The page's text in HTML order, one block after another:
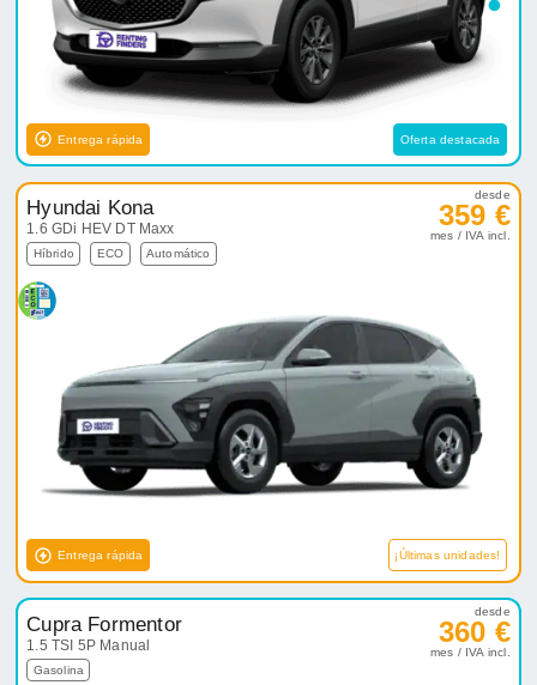
Entrega rápida Oferta destacada
Hyundai Kona
1.6 GDi HEV DT Maxx
Híbrido ECO Automático
desde
359 €
mes / IVA incl.
Entrega rápida ¡Últimas unidades!
Cupra Formentor
1.5 TSI 5P Manual
Gasolina
desde
360 €
mes / IVA incl.